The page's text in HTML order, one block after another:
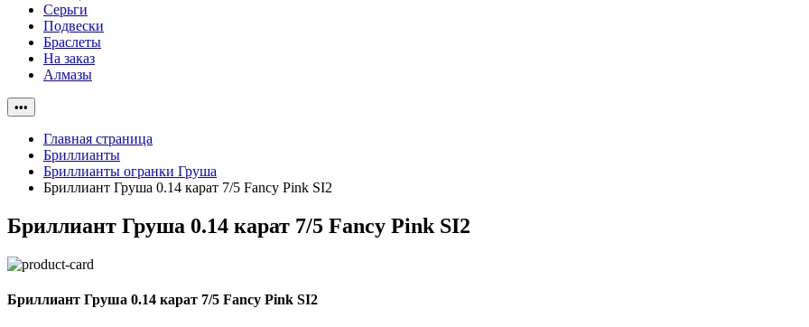
Серьги
Подвески
Браслеты
На заказ
Алмазы
•••
Главная страница
Бриллианты
Бриллианты огранки Груша
Бриллиант Груша 0.14 карат 7/5 Fancy Pink SI2
Бриллиант Груша 0.14 карат 7/5 Fancy Pink SI2
Бриллиант Груша 0.14 карат 7/5 Fancy Pink SI2